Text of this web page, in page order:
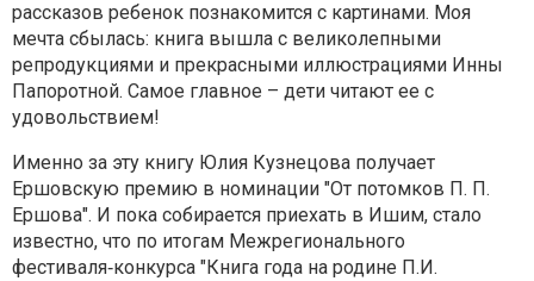
рассказов ребенок познакомится с картинами. Моя
мечта сбылась: книга вышла с великолепными
репродукциями и прекрасными иллюстрациями Инны
Папоротной. Самое главное – дети читают ее с
удовольствием!
Именно за эту книгу Юлия Кузнецова получает
Ершовскую премию в номинации "От потомков П. П.
Ершова". И пока собирается приехать в Ишим, стало
известно, что по итогам Межрегионального
фестиваля‑конкурса "Книга года на родине П.И.